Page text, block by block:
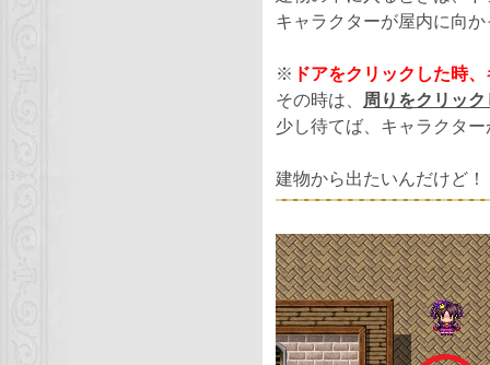
キャラクターが屋内に向
※ ドアをクリックした時
その時は、
周りをクリッ
少し待てば、キャラクタ
建物から出たいんだけど！